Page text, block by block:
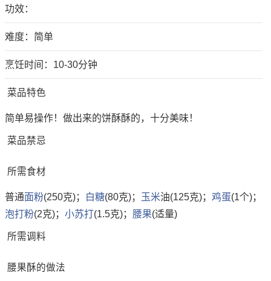
功效：
难度：简单
烹饪时间：10-30分钟
菜品特色
简单易操作！做出来的饼酥酥的，十分美味！
菜品禁忌
所需食材
普通面粉(250克)； 白糖(80克)； 玉米油(125克)； 鸡蛋(1个)；
泡打粉(2克)； 小苏打(1.5克)； 腰果(适量)
所需调料
腰果酥的做法